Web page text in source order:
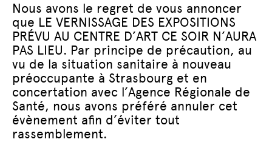
Nous avons le regret de vous annoncer
que LE VERNISSAGE DES EXPOSITIONS
PRÉVU AU CENTRE D’ART CE SOIR N’AURA
PAS LIEU. Par principe de précaution, au
vu de la situation sanitaire à nouveau
préoccupante à Strasbourg et en
concertation avec l’Agence Régionale de
Santé, nous avons préféré annuler cet
évènement afin d’éviter tout
rassemblement.